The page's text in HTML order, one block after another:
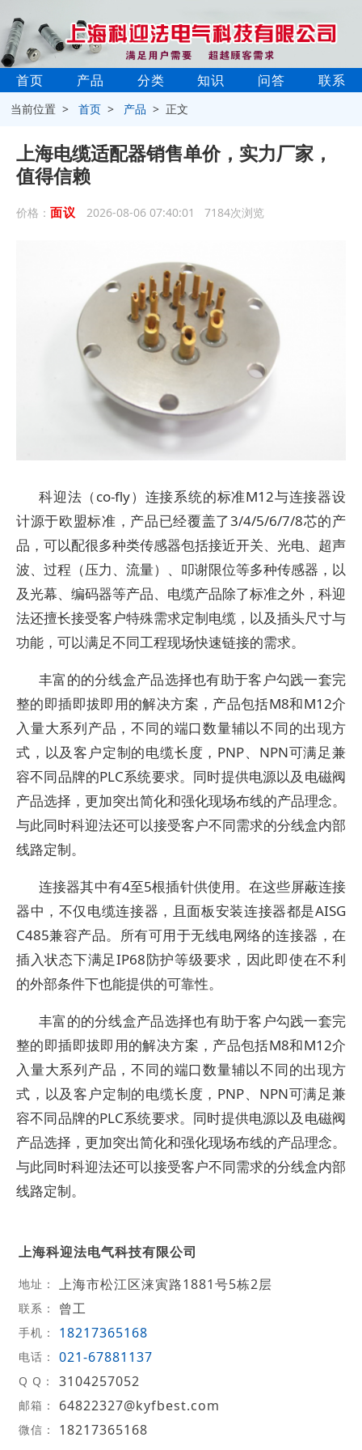
首页 产品 分类 知识 问答 联系
当前位置 >首页 > 产品 > 正文
上海电缆适配器销售单价，实力厂家，
值得信赖
价格： 面议 2026-08-06 07:40:01 7184次浏览
科迎法（co-fly）连接系统的标准M12与连接器设
计源于欧盟标准，产品已经覆盖了3/4/5/6/7/8芯的产
品，可以配很多种类传感器包括接近开关、光电、超声
波、过程（压力、流量）、叩谢限位等多种传感器，以
及光幕、编码器等产品、电缆产品除了标准之外，科迎
法还擅长接受客户特殊需求定制电缆，以及插头尺寸与
功能，可以满足不同工程现场快速链接的需求。
丰富的的分线盒产品选择也有助于客户勾践一套完
整的即插即拔即用的解决方案，产品包括M8和M12介
入量大系列产品，不同的端口数量辅以不同的出现方
式，以及客户定制的电缆长度，PNP、NPN可满足兼
容不同品牌的PLC系统要求。同时提供电源以及电磁阀
产品选择，更加突出简化和强化现场布线的产品理念。
与此同时科迎法还可以接受客户不同需求的分线盒内部
线路定制。
连接器其中有4至5根插针供使用。在这些屏蔽连接
器中，不仅电缆连接器，且面板安装连接器都是AISG
C485兼容产品。所有可用于无线电网络的连接器，在
插入状态下满足IP68防护等级要求，因此即使在不利
的外部条件下也能提供的可靠性。
丰富的的分线盒产品选择也有助于客户勾践一套完
整的即插即拔即用的解决方案，产品包括M8和M12介
入量大系列产品，不同的端口数量辅以不同的出现方
式，以及客户定制的电缆长度，PNP、NPN可满足兼
容不同品牌的PLC系统要求。同时提供电源以及电磁阀
产品选择，更加突出简化和强化现场布线的产品理念。
与此同时科迎法还可以接受客户不同需求的分线盒内部
线路定制。
上海科迎法电气科技有限公司
地址： 上海市松江区涞寅路1881号5栋2层
联系： 曾工
手机： 18217365168
电话： 021-67881137
Q Q： 3104257052
邮箱： 64822327@kyfbest.com
微信： 18217365168